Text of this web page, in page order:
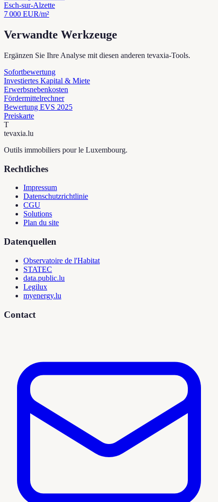
Esch-sur-Alzette
7 000 EUR/m²
Verwandte Werkzeuge
Ergänzen Sie Ihre Analyse mit diesen anderen tevaxia-Tools.
Sofortbewertung
Investiertes Kapital & Miete
Erwerbsnebenkosten
Fördermittelrechner
Bewertung EVS 2025
Preiskarte
T
tevaxia.lu
Outils immobiliers pour le Luxembourg.
Rechtliches
Impressum
Datenschutzrichtlinie
CGU
Solutions
Plan du site
Datenquellen
Observatoire de l'Habitat
STATEC
data.public.lu
Legilux
myenergy.lu
Contact